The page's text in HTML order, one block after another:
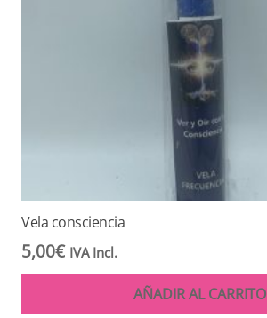
Vela consciencia
5,00€ IVA Incl.
AÑADIR AL CARRITO